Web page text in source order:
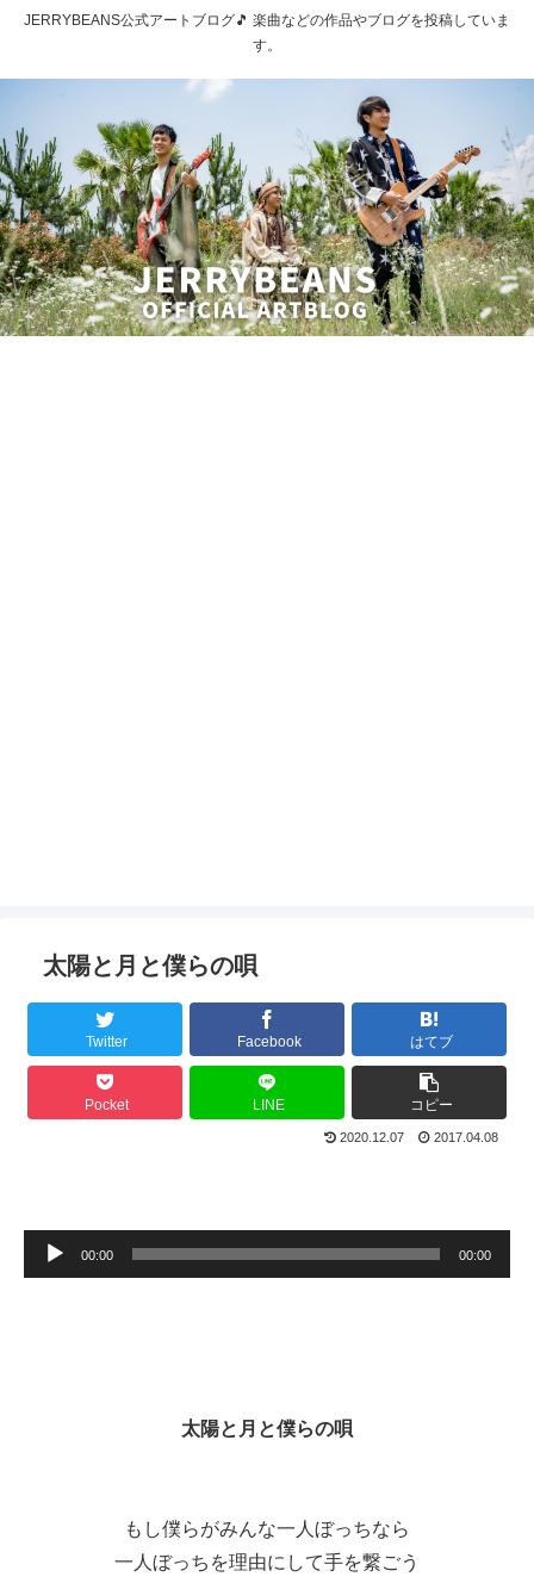
JERRYBEANS公式アートブログ🎵 楽曲などの作品やブログを投稿していま
す。
太陽と月と僕らの唄
Twitter Facebook はてブ
Pocket LINE コピー
2020.12.07 2017.04.08
声
00:00 00:00
太陽と月と僕らの唄
もし僕らがみんな一人ぼっちなら
一人ぼっちを理由にして手を繋ごう